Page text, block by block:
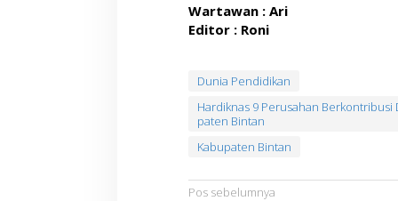
Wartawan : Ari
Editor : Roni
Dunia Pendidikan
Hardiknas 9 Perusahan
paten Bintan
Kabupaten Bintan
Pos sebelumnya